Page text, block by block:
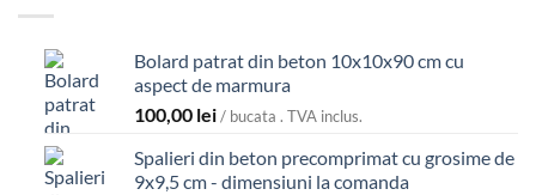
Bolard patrat din beton 10x10x90 cm cu
aspect de marmura
100,00 lei / bucata . TVA inclus.
Spalieri din beton precomprimat cu grosime de
9x9,5 cm - dimensiuni la comanda